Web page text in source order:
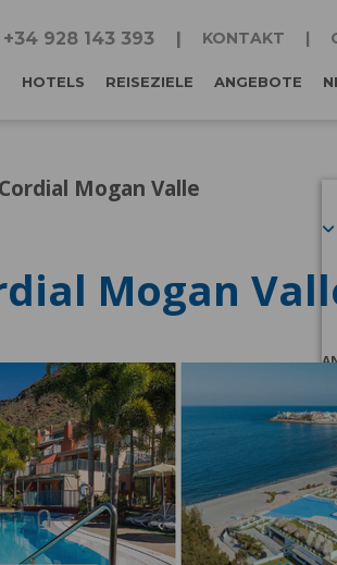
+34 928 143 393 KONTAKT
HOTELS REISEZIELE ANGEBOTE
Mogan Valle
Mogan